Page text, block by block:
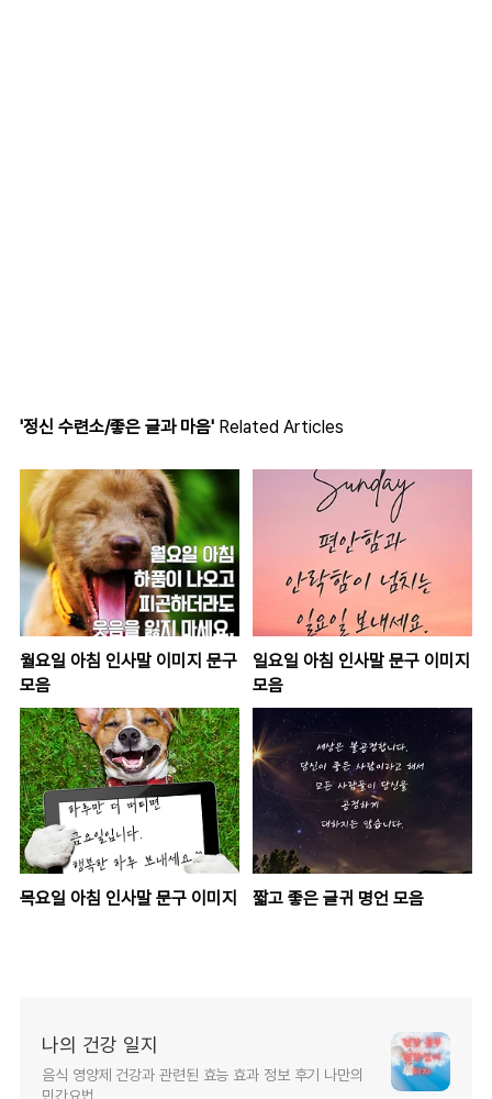
'정신 수련소/좋은 글과 마음' Related Articles
월요일 아침 인사말 이미지 문구
모음
일요일 아침 인사말 문구 이미지
모음
목요일 아침 인사말 문구 이미지 짧고 좋은 글귀 명언 모음
나의 건강 일지
음식 영양제 건강과 관련된 효능 효과 정보 후기 나만의